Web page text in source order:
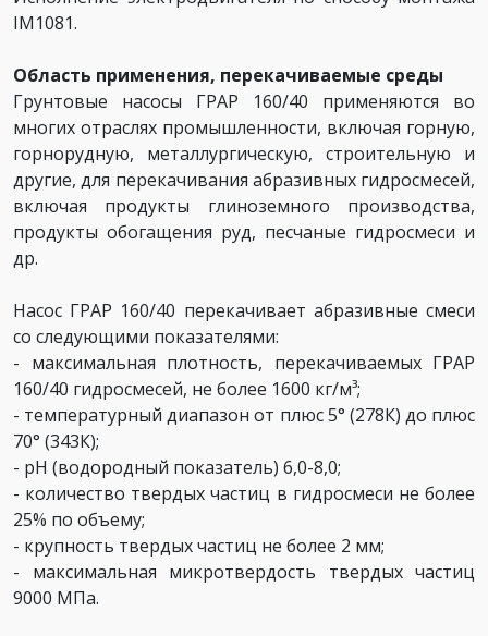
IM1081.
Область применения, перекачиваемые среды
Грунтовые насосы ГРАР 160/40 применяются во
многих отраслях промышленности, включая горную,
горнорудную, металлургическую, строительную и
другие, для перекачивания абразивных гидросмесей,
включая продукты глиноземного производства,
продукты обогащения руд, песчаные гидросмеси и
др.
Насос ГРАР 160/40 перекачивает абразивные смеси
со следующими показателями:
- максимальная плотность, перекачиваемых ГРАР
160/40 гидросмесей, не более 1600 кг/м³;
- температурный диапазон от плюс 5° (278К) до плюс
70° (343К);
- pH (водородный показатель) 6,0-8,0;
- количество твердых частиц в гидросмеси не более
25% по объему;
- крупность твердых частиц не более 2 мм;
- максимальная микротвердость твердых частиц
9000 МПа.